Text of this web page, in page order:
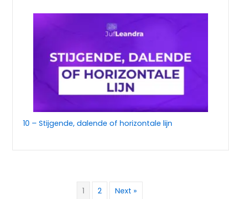
10 – Stijgende, dalende of horizontale lijn
1 2 Next »